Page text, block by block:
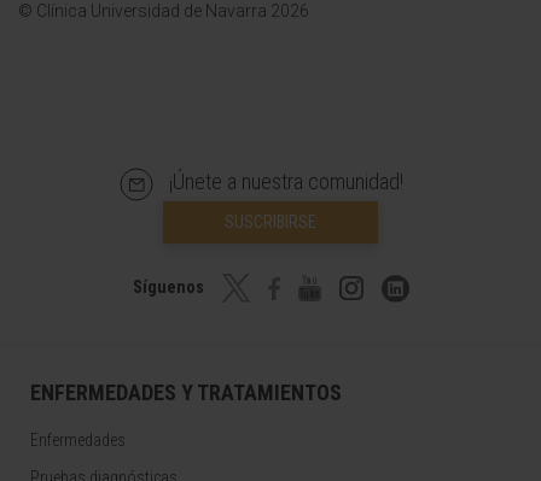
© Clínica Universidad de Navarra 2026
¡Únete a nuestra comunidad!
SUSCRIBIRSE
Síguenos
ENFERMEDADES Y TRATAMIENTOS
Enfermedades